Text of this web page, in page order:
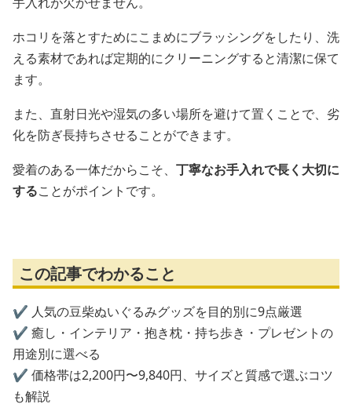
ホコリを落とすためにこまめにブラッシングをしたり、洗
える素材であれば定期的にクリーニングすると清潔に保て
ます。
また、直射日光や湿気の多い場所を避けて置くことで、劣
化を防ぎ長持ちさせることができます。
愛着のある一体だからこそ、 丁寧なお手入れで長く大切に
することがポイントです。
この記事でわかること
✔️ 人気の豆柴ぬいぐるみグッズを目的別に9点厳選
✔️ 癒し・インテリア・抱き枕・持ち歩き・プレゼントの
用途別に選べる
✔️ 価格帯は2,200円〜9,840円、サイズと質感で選ぶコツ
も解説